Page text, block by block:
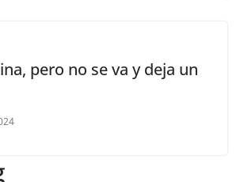
pero no se va y deja un